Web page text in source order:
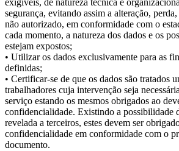
exigíveis, de natureza técnica e
segurança, evitando assim a alteração,
não autorizado, em conformidade com o
cada momento, a natureza dos dados e os
estejam expostos;
• Utilizar os dados exclusivamente para as
definidas;
• Certificar-se de que os dados são tratados
trabalhadores cuja intervenção seja
serviço estando os mesmos obrigados ao
confidencialidade. Existindo a possibilidade
revelada a terceiros, estes devem ser
confidencialidade em conformidade com o
documento.